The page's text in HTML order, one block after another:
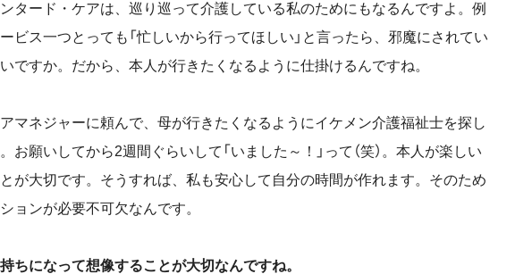
タード・ケアは、巡り巡って介護している私のためにもなるんですよ。例
ビス一つとっても「忙しいから行ってほしい」と言ったら、邪魔にされてい
ですか。だから、本人が行きたくなるように仕掛けるんですね。
マネジャーに頼んで、母が行きたくなるようにイケメン介護福祉士を探し
お願いしてから2週間ぐらいして「いました～！」って（笑）。本人が楽しい
が大切です。そうすれば、私も安心して自分の時間が作れます。そのため
ョンが必要不可欠なんです。
になって想像することが大切なんですね。